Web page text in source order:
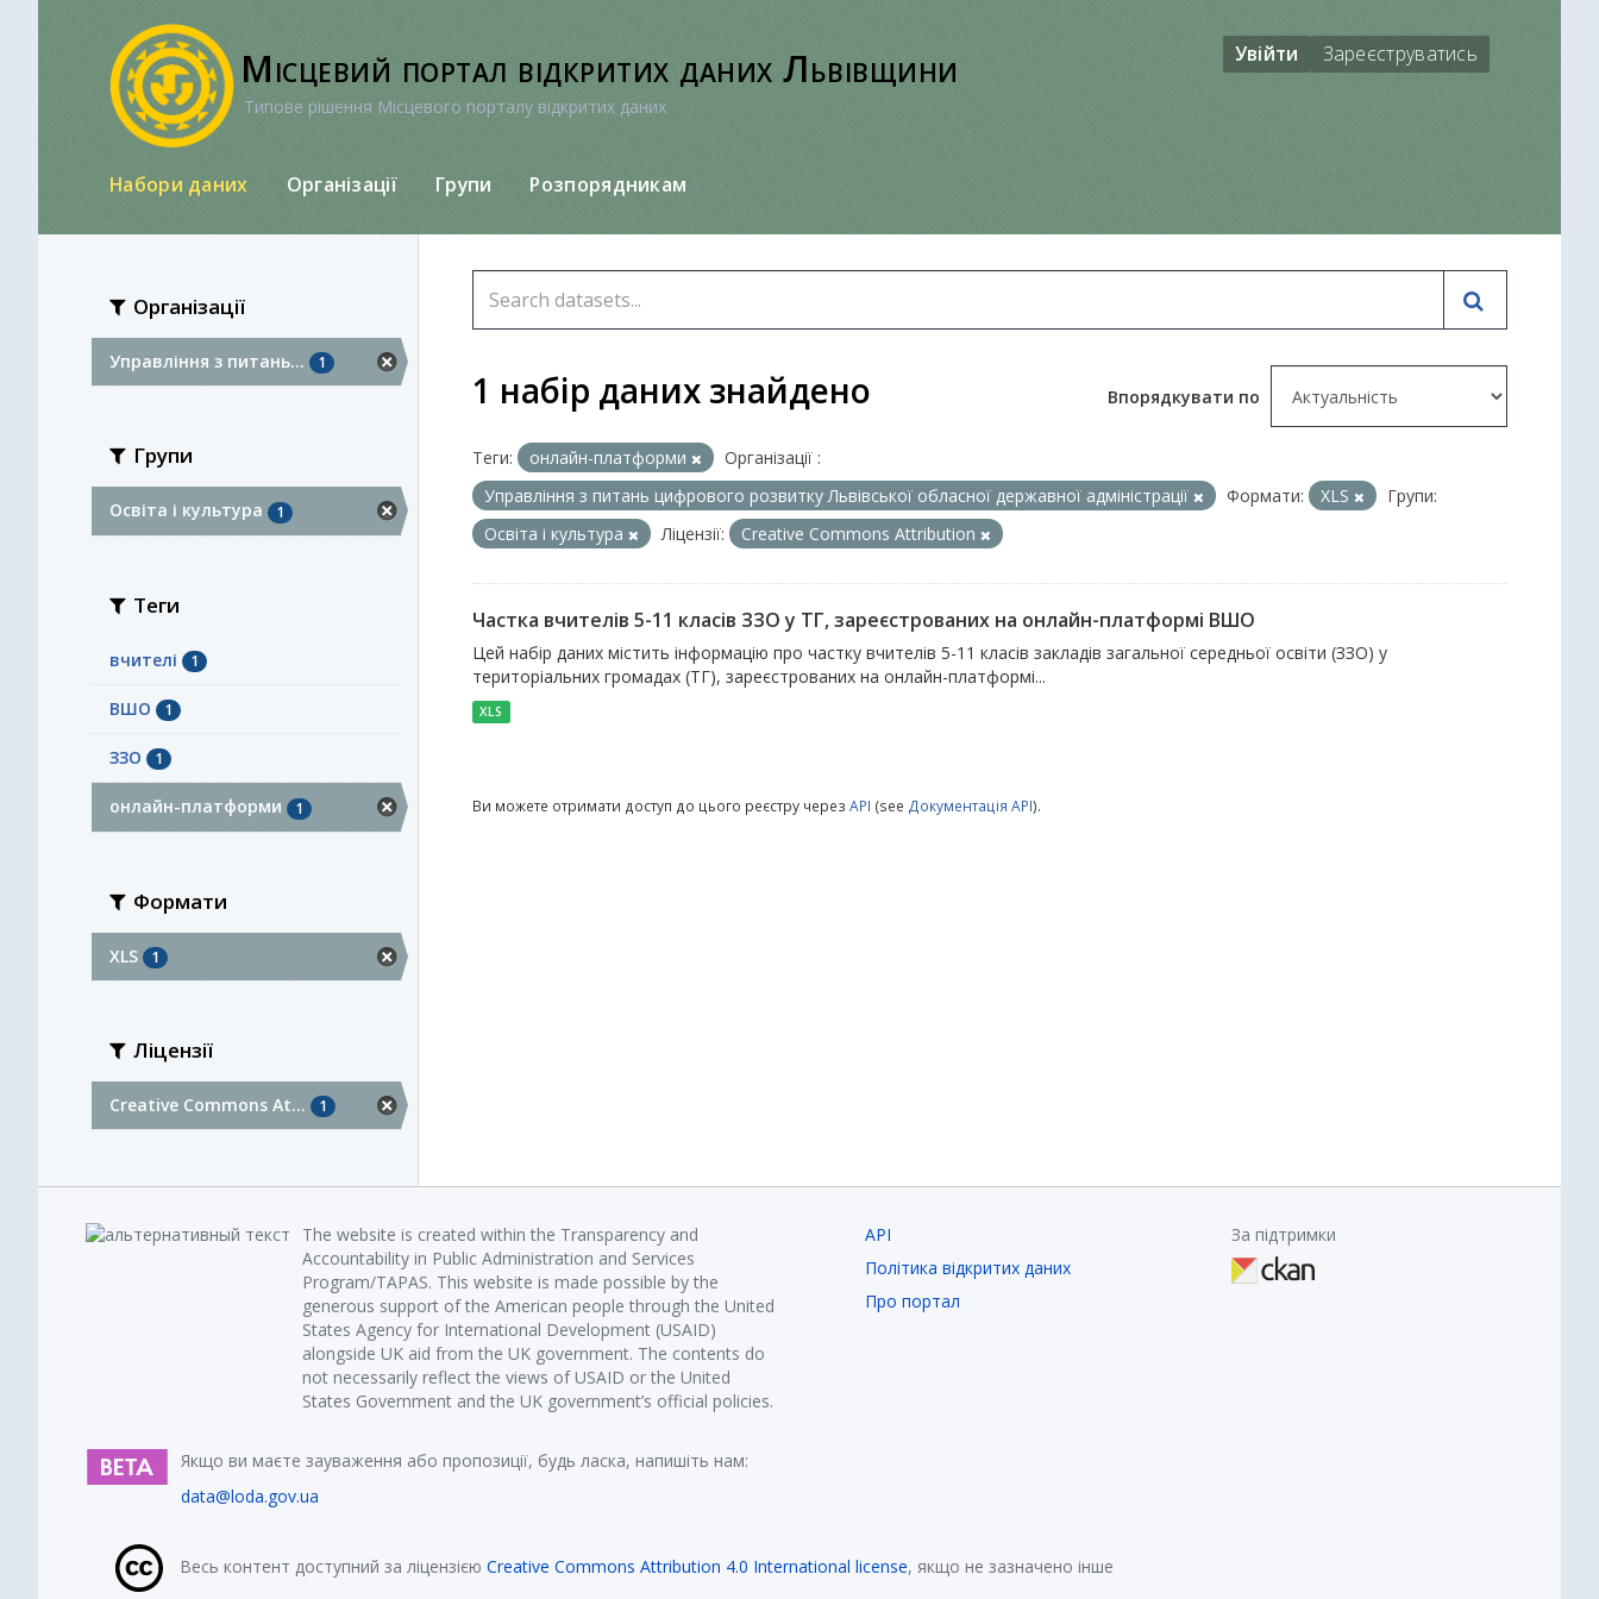
Місцевий портал відкритих даних Львівщини
Типове рішення Місцевого порталу відкритих даних
Увійти Зареєструватись
Набори даних Організації Групи Розпорядникам
Організації
Управління з питань... 1
Групи
Освіта і культура 1
Теги
вчителі 1
ВШО 1
ЗЗО 1
онлайн-платформи 1
Формати
XLS 1
Ліцензії
Creative Commons At... 1
Впорядкувати по
1 набір даних знайдено
Теги: онлайн-платформи
Організації :
Управління з питань цифрового розвитку Львівської обласної державної адміністрації
Формати: XLS
Групи:
Освіта і культура
Ліцензії: Creative Commons Attribution
Частка вчителів 5-11 класів ЗЗО у ТГ, зареєстрованих на онлайн-платформі ВШО
Цей набір даних містить інформацію про частку вчителів 5-11 класів закладів загальної середньої освіти (ЗЗО) у
територіальних громадах (ТГ), зареєстрованих на онлайн-платформі...
XLS
Ви можете отримати доступ до цього реєстру через API (see Документація API).
The website is created within the Transparency and
Accountability in Public Administration and Services
Program/TAPAS. This website is made possible by the
generous support of the American people through the United
States Agency for International Development (USAID)
alongside UK aid from the UK government. The contents do
not necessarily reflect the views of USAID or the United
States Government and the UK government’s official policies.
Якщо ви маєте зауваження або пропозиції, будь ласка, напишіть нам:
data@loda.gov.ua
API
Політика відкритих даних
Про портал
За підтримки
Весь контент доступний за ліцензією Creative Commons Attribution 4.0 International license, якщо не зазначено інше